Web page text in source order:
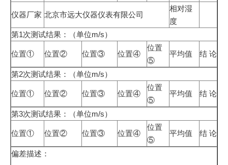
仪器厂家 北京市远大仪器仪表有限公司
相对湿
度
第1次测试结果：（单位m/s）
位置① 位置② 位置③ 位置④
位置
⑤
平均值 结 论
第2次测试结果：（单位m/s）
位置① 位置② 位置③ 位置④
位置
⑤
平均值 结 论
第3次测试结果：（单位m/s）
位置① 位置② 位置③ 位置④
位置
⑤
平均值 结 论
偏差描述：